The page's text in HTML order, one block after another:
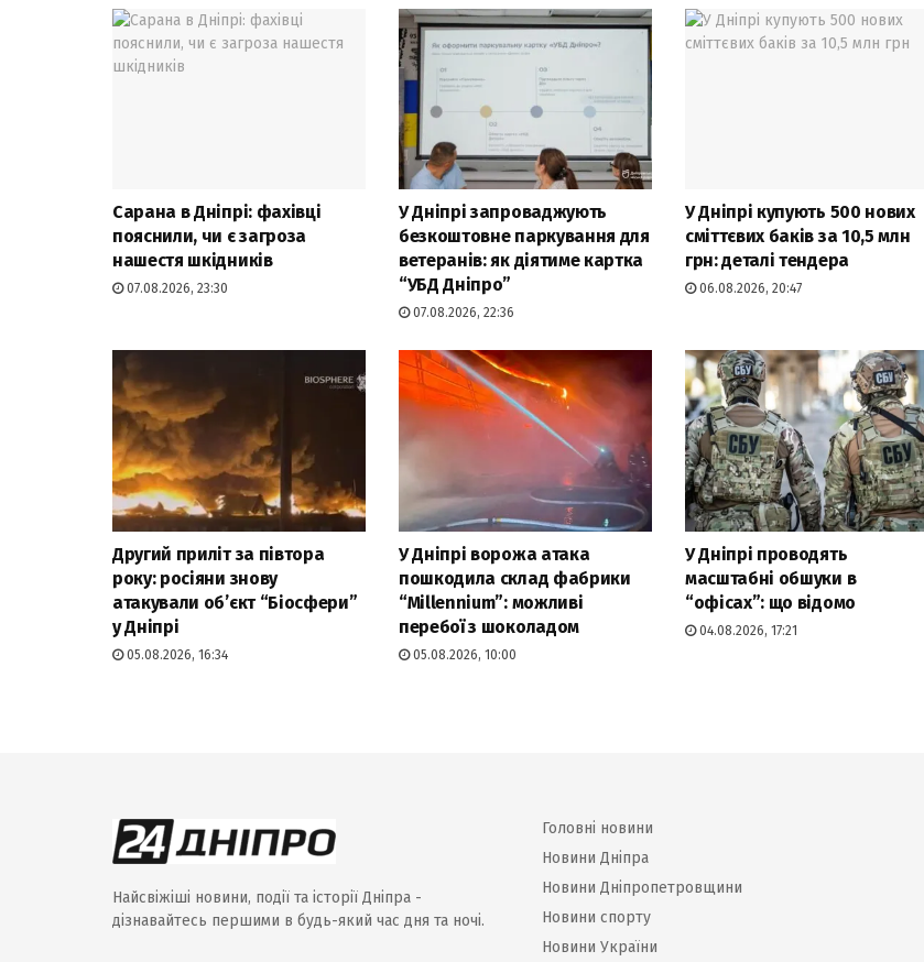
Сарана в Дніпрі: фахівці
пояснили, чи є загроза
нашестя шкідників
07.08.2026, 23:30
У Дніпрі запроваджують
безкоштовне паркування для
ветеранів: як діятиме картка
“УБД Дніпро”
07.08.2026, 22:36
У Дніпрі купують 500 нових
сміттєвих баків за 10,5 млн
грн: деталі тендера
06.08.2026, 20:47
Другий приліт за півтора
року: росіяни знову
атакували об’єкт “Біосфери”
у Дніпрі
05.08.2026, 16:34
У Дніпрі ворожа атака
пошкодила склад фабрики
“Millennium”: можливі
перебої з шоколадом
05.08.2026, 10:00
У Дніпрі проводять
масштабні обшуки в
“офісах”: що відомо
04.08.2026, 17:21
Найсвіжіші новини, події та історії Дніпра -
дізнавайтесь першими в будь-який час дня та ночі.
Головні новини
Новини Дніпра
Новини Дніпропетровщини
Новини спорту
Новини України